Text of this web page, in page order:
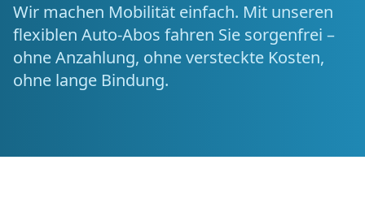
Wir machen Mobilität einfach. Mit unseren
flexiblen Auto-Abos fahren Sie sorgenfrei –
ohne Anzahlung, ohne versteckte Kosten,
ohne lange Bindung.